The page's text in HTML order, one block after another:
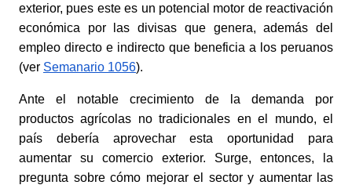
exterior, pues este es un potencial motor de reactivación
económica por las divisas que genera, además del
empleo directo e indirecto que beneficia a los peruanos
(ver Semanario 1056).
Ante el notable crecimiento de la demanda por
productos agrícolas no tradicionales en el mundo, el
país debería aprovechar esta oportunidad para
aumentar su comercio exterior. Surge, entonces, la
pregunta sobre cómo mejorar el sector y aumentar las